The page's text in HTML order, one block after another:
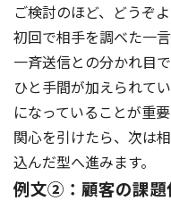
ご検討のほど、どうぞ
初回で相手を調べた一
一斉送信との分かれ目で
ひと手間が加えられて
になっていることが重要
関心を引けたら、次は
込んだ型へ進みます。
例文②：顧客の課題